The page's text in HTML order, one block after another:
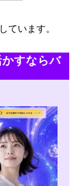
ています。
すならバ